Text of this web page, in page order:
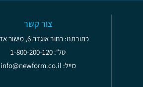
צור קשר
כתובתנו: רחוב אוגדה 6, מישור אדומים
טל': 1-800-200-120
מייל: info@newform.co.il